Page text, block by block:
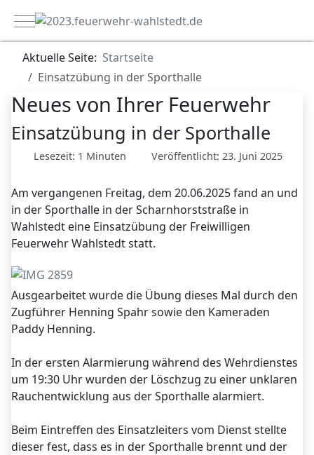
Mobile Menu Toggle
Aktuelle Seite: Startseite
Einsatzübung in der Sporthalle
Neues von Ihrer Feuerwehr
Einsatzübung in der Sporthalle
Lesezeit: 1 Minuten Veröffentlicht: 23. Juni 2025
Am vergangenen Freitag, dem 20.06.2025 fand an und
in der Sporthalle in der Scharnhorststraße in
Wahlstedt eine Einsatzübung der Freiwilligen
Feuerwehr Wahlstedt statt.
Ausgearbeitet wurde die Übung dieses Mal durch den
Zugführer Henning Spahr sowie den Kameraden
Paddy Henning.
In der ersten Alarmierung während des Wehrdienstes
um 19:30 Uhr wurden der Löschzug zu einer unklaren
Rauchentwicklung aus der Sporthalle alarmiert.
Beim Eintreffen des Einsatzleiters vom Dienst stellte
dieser fest, dass es in der Sporthalle brennt und der